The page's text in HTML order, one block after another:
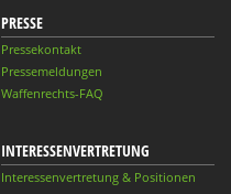
PRESSE
Pressekontakt
Pressemeldungen
Waffenrechts-FAQ
INTERESSENVERTRETUNG
Interessenvertretung & Positionen